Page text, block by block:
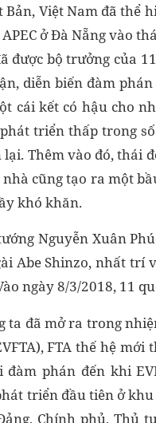
Việt Nam đã thể
ở Đà Nẵng vào
được bộ trưởng của
diễn biến đàm
cái kết có hậu cho
triển thấp trong
lại. Thêm vào đó,
nhà cũng tạo ra một
khó khăn.
Nguyễn Xuân
Abe Shinzo, nhất trí
ngày 8/3/2018, 11
ta đã mở ra trong
FTA thế hệ mới
phán đến khi
triển đầu tiên ở
Chính phủ, Thủ